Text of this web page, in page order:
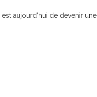
aujourd’hui de devenir une